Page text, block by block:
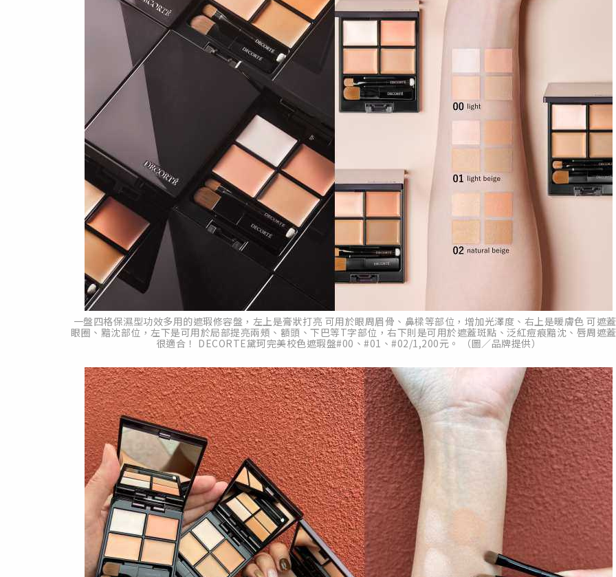
一盤四格保濕型功效多用的遮瑕修容盤，左上是膏狀打亮 可用於眼周眉骨、鼻樑等部位，增加光澤度、右上是暖膚色 可遮
眼圈、黯沈部位，左下是可用於局部提亮兩頰、額頭、下巴等T字部位，右下則是可用於遮蓋斑點、泛紅痘痕黯沈、唇周遮
很適合！ DECORTE黛珂完美校色遮瑕盤#00、#01、#02/1,200元。 （圖／品牌提供）